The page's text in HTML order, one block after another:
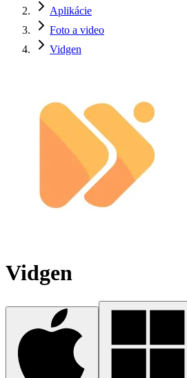
Aplikácie
Foto a video
Vidgen
Vidgen